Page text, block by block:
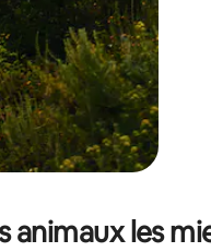
animaux les